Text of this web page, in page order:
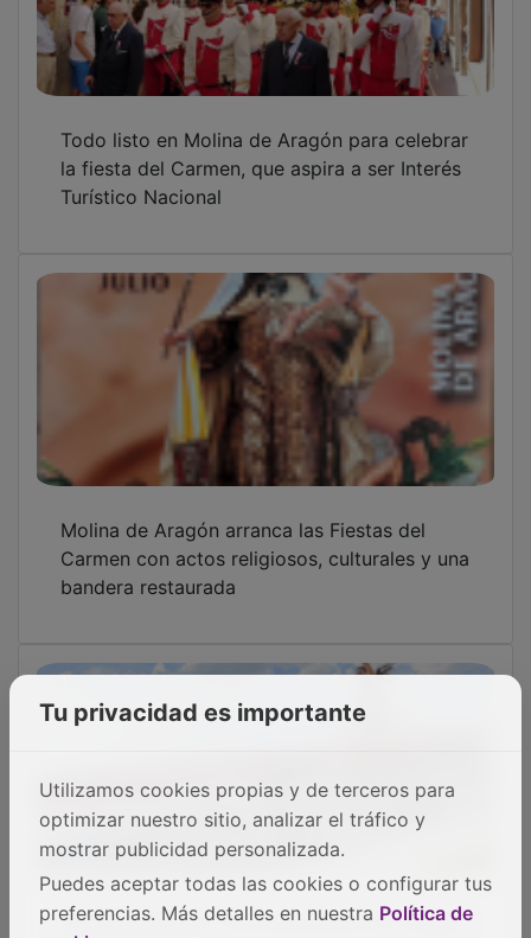
Molina de Aragón arranca las Fiestas del
Carmen con actos religiosos, culturales y una
bandera restaurada
Carmen Rosales, convocada para los Juegos
Mediterráneos
Molina de Aragón data de 1790
Tu privacidad es importante
Utilizamos cookies propias y de terceros para
optimizar nuestro sitio, analizar el tráfico y
mostrar publicidad personalizada.
Puedes aceptar todas las cookies o configurar tus
preferencias. Más detalles en nuestra Política de